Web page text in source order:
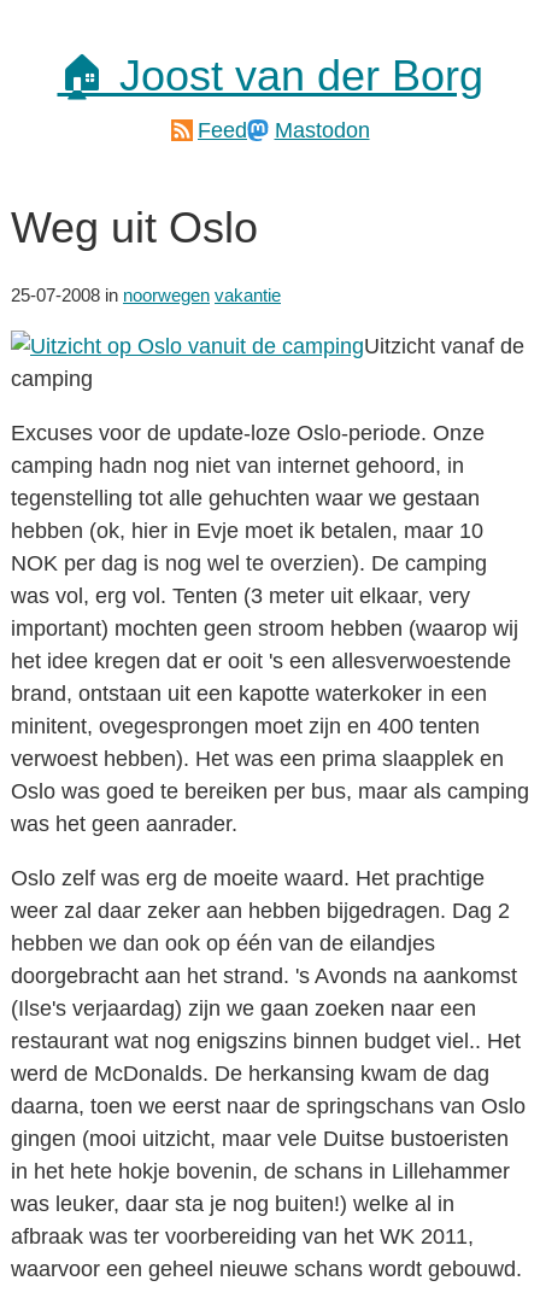
🏠 Joost van der Borg
Feed Mastodon
Weg uit Oslo
25-07-2008 in noorwegen vakantie
Uitzicht vanaf de
camping
Excuses voor de update-loze Oslo-periode. Onze
camping hadn nog niet van internet gehoord, in
tegenstelling tot alle gehuchten waar we gestaan
hebben (ok, hier in Evje moet ik betalen, maar 10
NOK per dag is nog wel te overzien). De camping
was vol, erg vol. Tenten (3 meter uit elkaar, very
important) mochten geen stroom hebben (waarop wij
het idee kregen dat er ooit 's een allesverwoestende
brand, ontstaan uit een kapotte waterkoker in een
minitent, ovegesprongen moet zijn en 400 tenten
verwoest hebben). Het was een prima slaapplek en
Oslo was goed te bereiken per bus, maar als camping
was het geen aanrader.
Oslo zelf was erg de moeite waard. Het prachtige
weer zal daar zeker aan hebben bijgedragen. Dag 2
hebben we dan ook op één van de eilandjes
doorgebracht aan het strand. 's Avonds na aankomst
(Ilse's verjaardag) zijn we gaan zoeken naar een
restaurant wat nog enigszins binnen budget viel.. Het
werd de McDonalds. De herkansing kwam de dag
daarna, toen we eerst naar de springschans van Oslo
gingen (mooi uitzicht, maar vele Duitse bustoeristen
in het hete hokje bovenin, de schans in Lillehammer
was leuker, daar sta je nog buiten!) welke al in
afbraak was ter voorbereiding van het WK 2011,
waarvoor een geheel nieuwe schans wordt gebouwd.